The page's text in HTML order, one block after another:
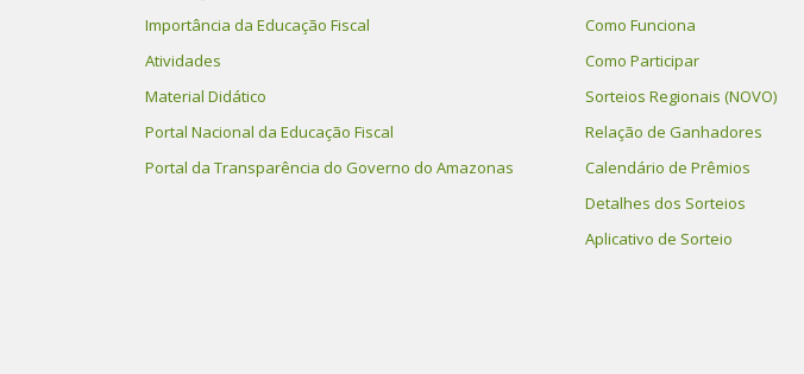
Importância da Educação Fiscal
Atividades
Material Didático
Portal Nacional da Educação Fiscal
Portal da Transparência do Governo do Amazonas
Como Funciona
Como Participar
Sorteios Regionais (NOVO)
Relação de Ganhadores
Calendário de Prêmios
Detalhes dos Sorteios
Aplicativo de Sorteio